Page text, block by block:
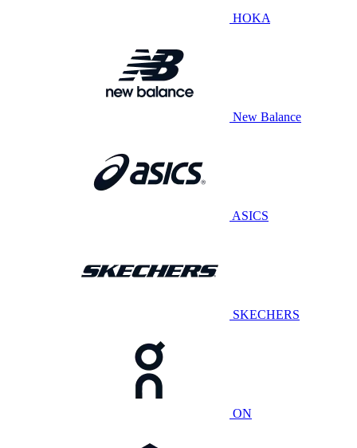
HOKA
New Balance
ASICS
SKECHERS
ON